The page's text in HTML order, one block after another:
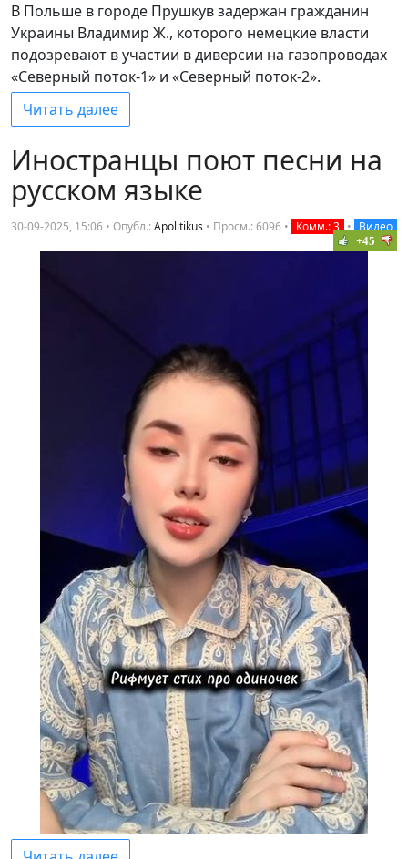
В Польше в городе Прушкув задержан гражданин
Украины Владимир Ж., которого немецкие власти
подозревают в участии в диверсии на газопроводах
«Северный поток-1» и «Северный поток-2».
Читать далее
Иностранцы поют песни на
русском языке
30-09-2025, 15:06 • Опубл.:Apolitikus • Просм.: 6096 • Комм.: 3 • Видео
+45